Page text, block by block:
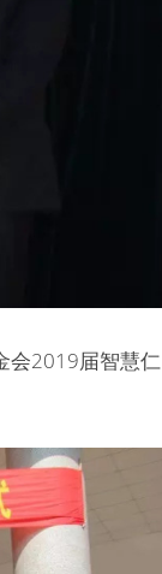
会2019届智慧仁